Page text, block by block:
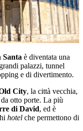
Santa è diventata una
palazzi, tunnel
e di divertimento.
City, la città vecchia,
otto porte. La più
di David, ed è
hotel che permettono di